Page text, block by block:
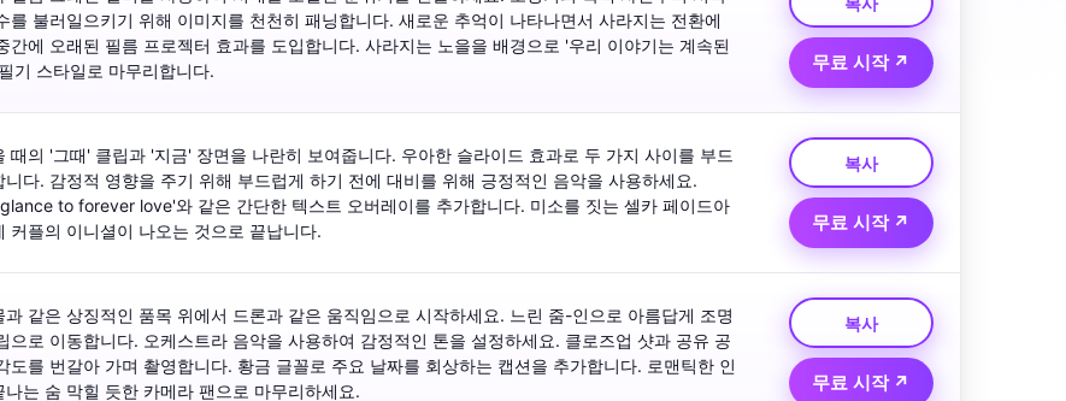
를 불러일으키기 위해 이미지를 천천히 패닝합니다. 새로운 추억이 나타나면서 사라지는 전환에
간에 오래된 필름 프로젝터 효과를 도입합니다. 사라지는 노을을 배경으로 '우리 이야기는 계속된
기 스타일로 마무리합니다.
무료 시작 ↗
때의 '그때' 클립과 '지금' 장면을 나란히 보여줍니다. 우아한 슬라이드 효과로 두 가지 사이를 부드
니다. 감정적 영향을 주기 위해 부드럽게 하기 전에 대비를 위해 긍정적인 음악을 사용하세요.
to forever love'와 같은 간단한 텍스트 오버레이를 추가합니다. 미소를 짓는 셀카 페이드아
커플의 이니셜이 나오는 것으로 끝납니다.
복사
무료 시작 ↗
과 같은 상징적인 품목 위에서 드론과 같은 움직임으로 시작하세요. 느린 줌-인으로 아름답게 조명
으로 이동합니다. 오케스트라 음악을 사용하여 감정적인 톤을 설정하세요. 클로즈업 샷과 공유 공
도를 번갈아 가며 촬영합니다. 황금 글꼴로 주요 날짜를 회상하는 캡션을 추가합니다. 로맨틱한 인
나는 숨 막힐 듯한 카메라 팬으로 마무리하세요.
복사
무료 시작 ↗